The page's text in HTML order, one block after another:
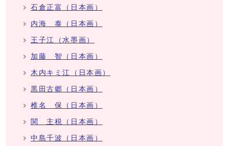
石倉正富（日本画）
内海 泰（日本画）
王子江（水墨画）
加藤 智（日本画）
木内キミ江（日本画）
黒田古郷（日本画）
椎名 保（日本画）
関 主税（日本画）
中島千波（日本画）